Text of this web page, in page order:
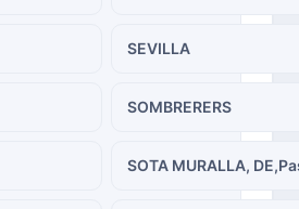
SEVILLA
SOMBRERERS
SOTA MURALLA,